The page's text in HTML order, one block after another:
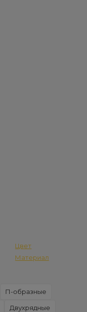
Цвет
Материал
П-образные
Двухрядные